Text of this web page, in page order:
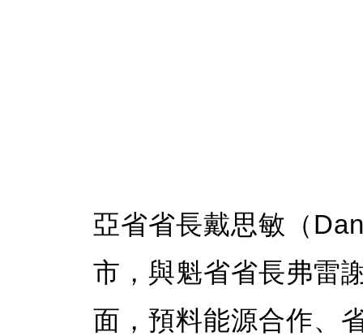
亞省省長戴思敏（
市，與魁省省長弗雷
面，預料能源合作、